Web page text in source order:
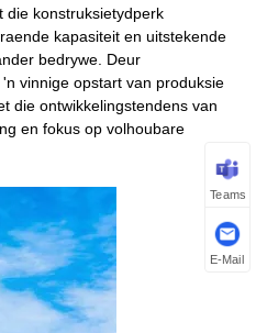
die konstruksietydperk
kapasiteit en uitstekende
bedrywe. Deur
vinnige opstart van produksie
die ontwikkelingstendens van
en fokus op volhoubare
Teams
E-Mail